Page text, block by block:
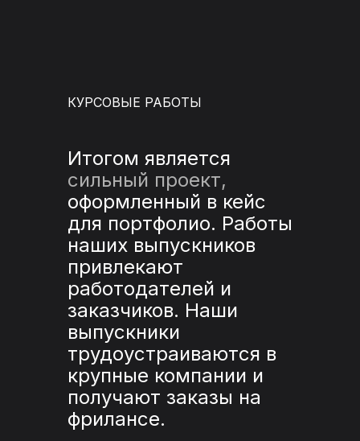
КУРСОВЫЕ РАБОТЫ
Итогом является
сильный проект,
оформленный в кейс
для портфолио. Работы
наших выпускников
привлекают
работодателей и
заказчиков. Наши
выпускники
трудоустраиваются в
крупные компании и
получают заказы на
фрилансе.